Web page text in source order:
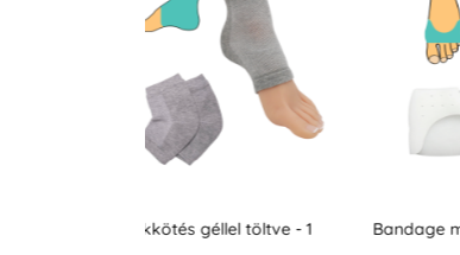
Bandage metapárna